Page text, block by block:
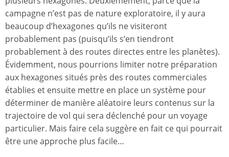
campagne n’est pas de nature exploratoire, il y aura
beaucoup d’hexagones qu’ils ne visiteront
probablement pas (puisqu’ils s’en tiendront
probablement à des routes directes entre les planètes).
Évidemment, nous pourrions limiter notre préparation
aux hexagones situés près des routes commerciales
établies et ensuite mettre en place un système pour
déterminer de manière aléatoire leurs contenus sur la
trajectoire de vol qui sera déclenché pour un voyage
particulier. Mais faire cela suggère en fait ce qui pourrait
être une approche plus facile…